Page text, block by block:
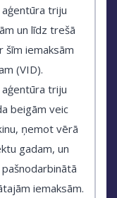
aģentūra triju
un līdz trešā
šīm iemaksām
(VID).
aģentūra triju
beigām veic
ņemot vērā
gadam, un
iemaksām.